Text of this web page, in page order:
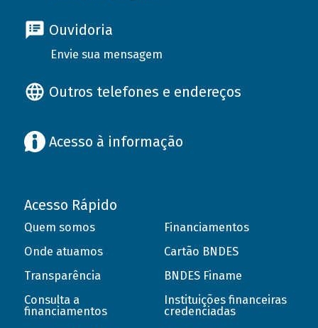
Ouvidoria
Envie sua mensagem
Outros telefones e endereços
Acesso à informação
Acesso Rápido
Quem somos
Onde atuamos
Transparência
Consulta a
financiamentos
Financiamentos
Cartão BNDES
BNDES Finame
Instituições financeiras
credenciadas